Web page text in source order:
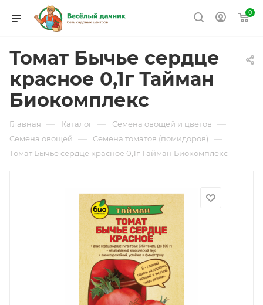
0
Томат Бычье сердце
красное 0,1г Тайман
Биокомплекс
Главная — Каталог — Семена овощей и цветов —
Семена овощей — Семена томатов (помидоров) —
Томат Бычье сердце красное 0,1г Тайман Биокомплекс